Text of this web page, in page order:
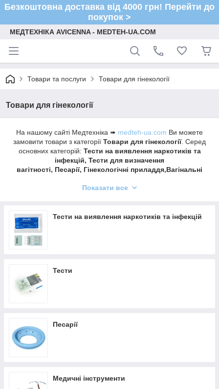
Безкоштовна доставка від 4000 грн! Перейти до
покупок >
МЕДТЕХНІКА AVICENNA - MEDTEH-UA.COM
Товари та послуги Товари для гінекології
Товари для гінекології
На нашому сайті Медтехніка ➠ medteh-ua.com Ви можете
замовити товари з категорії Товари для гінекології. Серед
основних категорій: Тести на виявлення наркотиків та
інфекцій, Тести для визначення
вагітності, Песарії, Гінекологічні приладдя,Вагінальні
Швидка доставка ✔ Доступні ціни ✔ Широкий
Понад 7 років на ринку ✔ Оплата при отриманні ✔
Показати все
Тести на виявлення наркотиків та інфекцій
Тести
Песарії
Медичні інструменти